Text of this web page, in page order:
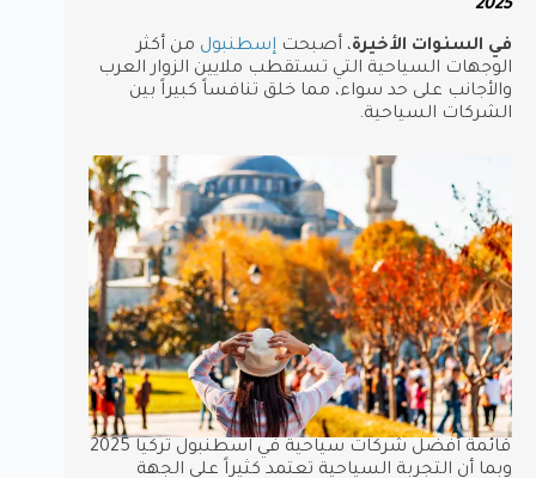
2025
في السنوات الأخيرة، أصبحت إسطنبول من أكثر
الوجهات السياحية التي تستقطب ملايين الزوار العرب
والأجانب على حد سواء، مما خلق تنافساً كبيراً بين
الشركات السياحية.
قائمة أفضل شركات سياحية في اسطنبول تركيا 2025
وبما أن التجربة السياحية تعتمد كثيراً على الجهة